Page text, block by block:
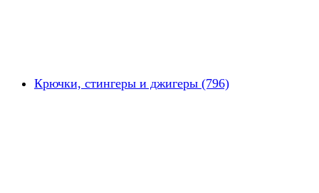
Крючки, стингеры и джигеры (796)